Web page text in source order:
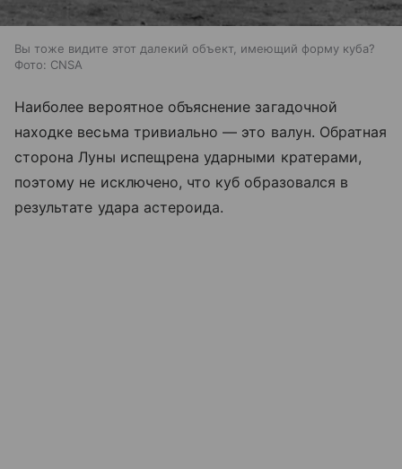
Вы тоже видите этот далекий объект, имеющий форму куба?
Фото: CNSA
Наиболее вероятное объяснение загадочной
находке весьма тривиально— это валун. Обратная
сторона Луны испещрена ударными кратерами,
поэтому не исключено, что куб образовался в
результате удара астероида.